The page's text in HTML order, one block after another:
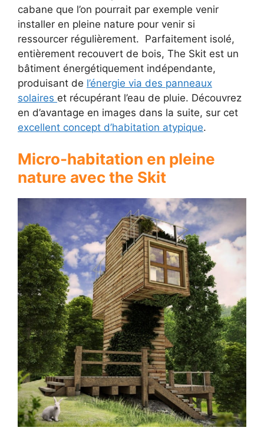
cabane que l’on pourrait par exemple venir
installer en pleine nature pour venir si
ressourcer régulièrement. Parfaitement isolé,
entièrement recouvert de bois, The Skit est un
bâtiment énergétiquement indépendante,
produisant de l’énergie via des panneaux
solaires et récupérant l’eau de pluie. Découvrez
en d’avantage en images dans la suite, sur cet
excellent concept d’habitation atypique.
Micro-habitation en pleine
nature avec the Skit